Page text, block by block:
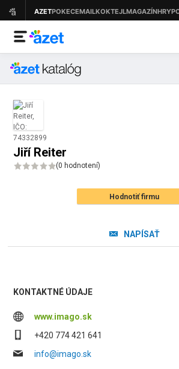
Jiří Reiter
(0 hodnotení)
Hodnotiť firmu
NAPÍSAŤ
KONTAKTNÉ ÚDAJE
www.imago.sk
+420 774 421 641
info@imago.sk